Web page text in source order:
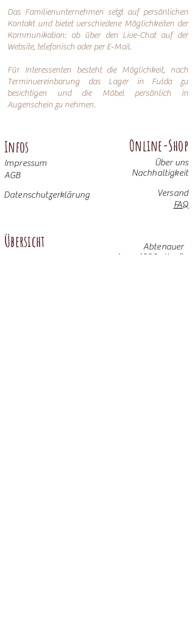
Das Familienunternehmen setzt auf persönlichen
Kontakt und bietet verschiedene Möglichkeiten der
Kommunikation: ob über den Live-Chat auf der
Website, telefonisch oder perE-Mail.
Für Interessenten besteht die Möglichkeit, nach
Terminvereinbarung das Lager in Fulda zu
besichtigen und die Möbel persönlich in
Augenschein zu nehmen.
Infos
Impressum
AGB
Online-Shop
Über uns
Nachhaltigkeit
Datenschutzerklärung
Versand
FAQ
Abtenauer
Übersicht
Anno 1800 altgrün